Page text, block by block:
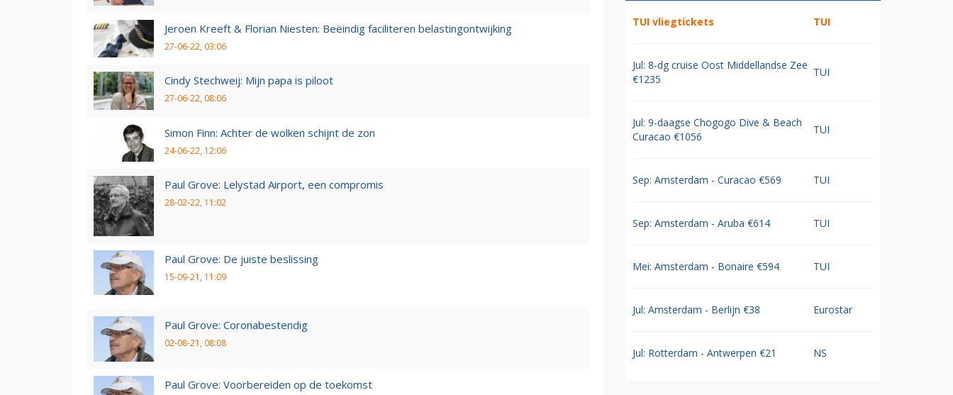
Jeroen Kreeft & Florian Niesten: Beëindig faciliteren belastingontwijking
27-06-22, 03:06
Cindy Stechweij: Mijn papa is piloot
27-06-22, 08:06
Simon Finn: Achter de wolken schijnt de zon
24-06-22, 12:06
Paul Grove: Lelystad Airport, een compromis
28-02-22, 11:02
Paul Grove: De juiste beslissing
15-09-21, 11:09
Paul Grove: Coronabestendig
02-08-21, 08:08
Paul Grove: Voorbereiden op de toekomst
TUI vliegtickets TUI
Jul: 8-dg cruise Oost Middellandse Zee
€1235
TUI
Jul: 9-daagse Chogogo Dive & Beach
Curacao €1056
TUI
Sep: Amsterdam - Curacao €569 TUI
Sep: Amsterdam - Aruba €614 TUI
Mei: Amsterdam - Bonaire €594 TUI
Jul: Amsterdam - Berlijn €38 Eurostar
Jul: Rotterdam - Antwerpen €21 NS